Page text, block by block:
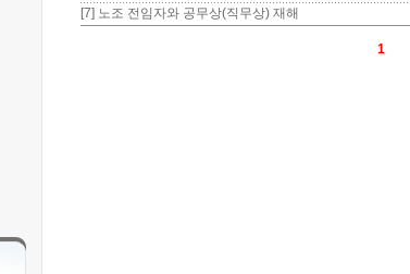
[7] 노조 전임자와 공무상(직무상) 재해
1